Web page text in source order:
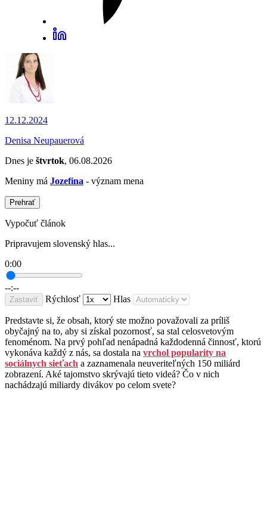
12.12.2024
Denisa Neupauerová
Dnes je štvrtok, 06.08.2026
Meniny má Jozefína - význam mena
Prehrať
Vypočuť článok
Pripravujem slovenský hlas...
0:00
--:--
Zastaviť Rýchlosť Hlas
Predstavte si, že obsah, ktorý ste možno považovali za príliš
obyčajný na to, aby si získal pozornosť, sa stal celosvetovým
fenoménom. Na prvý pohľad nenápadná každodenná činnosť, ktorú
vykonáva každý z nás, sa dostala na vrchol popularity na
sociálnych sieťach a zaznamenala neuveriteľných 150 miliárd
zobrazení. Aké tajomstvo skrývajú tieto videá? Čo v nich
nachádzajú miliardy divákov po celom svete?